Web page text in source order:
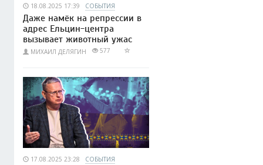
18.08.2025 17:39 СОБЫТИЯ
Даже намёк на репрессии в
адрес Ельцин-центра
вызывает животный ужас
МИХАИЛ ДЕЛЯГИН 577
17.08.2025 23:28 СОБЫТИЯ